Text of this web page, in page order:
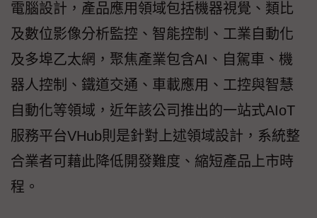
電腦設計，產品應用領域包括機器視覺、類比
及數位影像分析監控、智能控制、工業自動化
及多埠乙太網，聚焦產業包含AI、自駕車、機
器人控制、鐵道交通、車載應用、工控與智慧
自動化等領域，近年該公司推出的一站式AIoT
服務平台VHub則是針對上述領域設計，系統整
合業者可藉此降低開發難度、縮短產品上市時
程。